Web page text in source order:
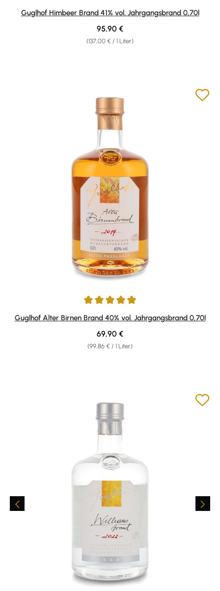
Durchschnittliche Bewertung von 4.95 von 5 Sternen
Guglhof Himbeer Brand 41% vol. Jahrgangsbrand 0,70l
(137,00 € / 1 Liter)
Regulärer Preis:
95,90 €
Durchschnittliche Bewertung von 5 von 5 Sternen
Guglhof Alter Birnen Brand 40% vol. Jahrgangsbrand 0,70l
(99,86 € / 1 Liter)
Regulärer Preis:
69,90 €